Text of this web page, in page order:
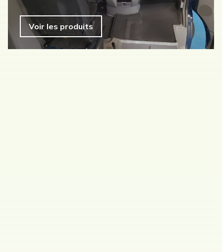
Voir les produits